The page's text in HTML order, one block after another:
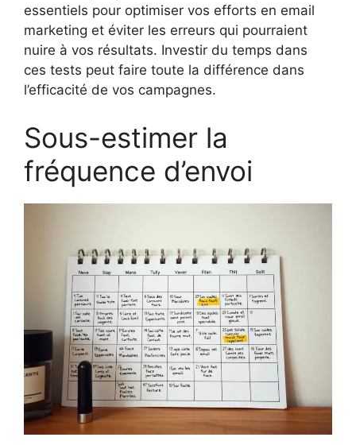
essentiels pour optimiser vos efforts en email
marketing et éviter les erreurs qui pourraient
nuire à vos résultats. Investir du temps dans
ces tests peut faire toute la différence dans
l’efficacité de vos campagnes.
Sous-estimer la
fréquence d’envoi